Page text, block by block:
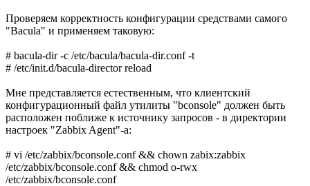
Проверяем корректность конфигурации средствами самого
"Bacula" и применяем таковую:
# bacula-dir -c /etc/bacula/bacula-dir.conf -t
# /etc/init.d/bacula-director reload
Мне представляется естественным, что клиентский
конфигурационный файл утилиты "bconsole" должен быть
расположен поближе к источнику запросов - в директории
настроек "Zabbix Agent"-а:
# vi /etc/zabbix/bconsole.conf && chown zabix:zabbix
/etc/zabbix/bconsole.conf && chmod o-rwx
/etc/zabbix/bconsole.conf